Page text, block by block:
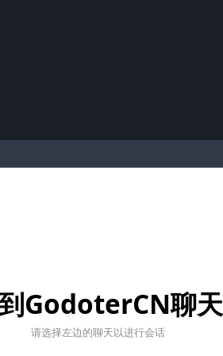
GodoterCN聊天
请选择左边的聊天以进行会话